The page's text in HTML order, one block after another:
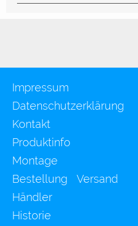
Impressum
Datenschutzerklärung
Kontakt
Produktinfo
Montage
Bestellung Versand
Händler
Historie